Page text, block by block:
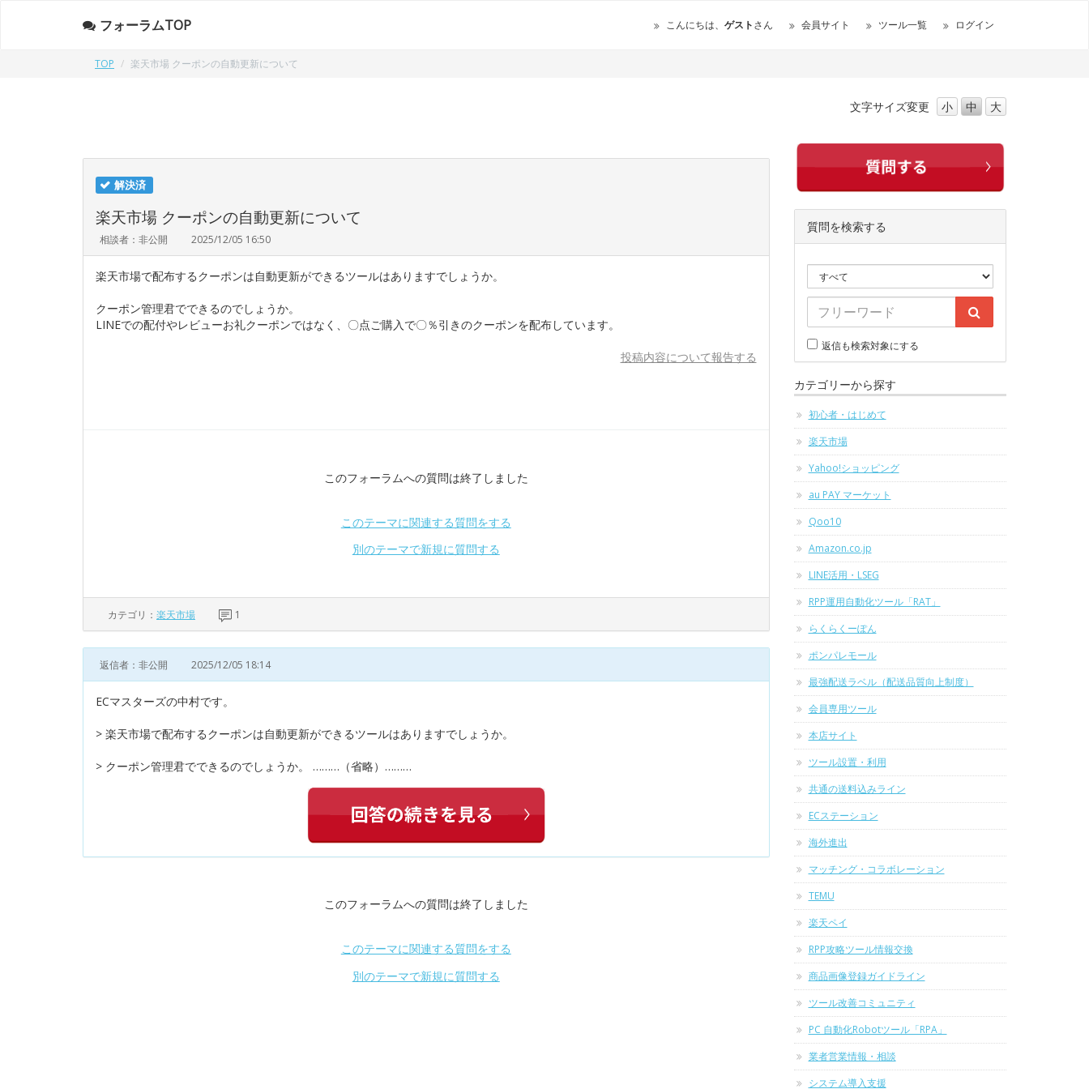
フォーラムTOP こんにちは、 ゲストさん 会員サイト ツール一覧 ログイン
TOP 楽天市場 クーポンの自動更新について
文字サイズ変更 小 中 大
解決済
楽天市場 クーポンの自動更新について
相談者：非公開 2025/12/05 16:50
楽天市場で配布するクーポンは自動更新ができるツールはありますでしょうか。
クーポン管理君でできるのでしょうか。
LINEでの配付やレビューお礼クーポンではなく、〇点ご購入で〇％引きのクーポンを配布しています。
投稿内容について報告する
このフォーラムへの質問は終了しました
このテーマに関連する質問をする
別のテーマで新規に質問する
カテゴリ： 楽天市場 1
返信者：非公開 2025/12/05 18:14
ECマスターズの中村です。
> 楽天市場で配布するクーポンは自動更新ができるツールはありますでしょうか。
> クーポン管理君でできるのでしょうか。 ………（省略）………
このフォーラムへの質問は終了しました
このテーマに関連する質問をする
別のテーマで新規に質問する
質問を検索する
返信も検索対象にする
カテゴリーから探す
初心者・はじめて
楽天市場
Yahoo!ショッピング
au PAY マーケット
Qoo10
Amazon.co.jp
LINE活用・LSEG
RPP運用自動化ツール「RAT」
らくらくーぽん
ポンパレモール
最強配送ラベル（配送品質向上制度）
会員専用ツール
本店サイト
ツール設置・利用
共通の送料込みライン
ECステーション
海外進出
マッチング・コラボレーション
TEMU
楽天ペイ
RPP攻略ツール情報交換
商品画像登録ガイドライン
ツール改善コミュニティ
PC 自動化Robotツール「RPA」
業者営業情報・相談
システム導入支援